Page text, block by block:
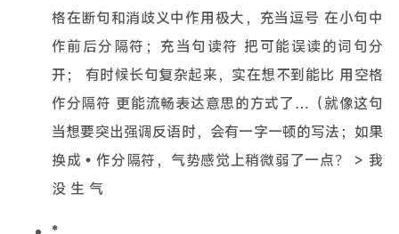
格在断句和消歧义中作用极大，充当逗号 在小句中
作前后分隔符；充当句读符 把可能误读的词句分
开； 有时候长句复杂起来，实在想不到能比 用空格
作分隔符 更能流畅表达意思的方式了…（就像这句
当想要突出强调反语时，会有一字一顿的写法；如果
换成•作分隔符，气势感觉上稍微弱了一点？ > 我
没 生 气